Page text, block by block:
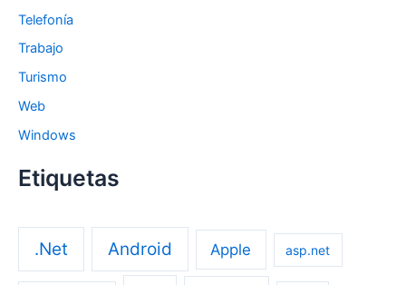
Telefonía
Trabajo
Turismo
Web
Windows
Etiquetas
.Net Android Apple asp.net